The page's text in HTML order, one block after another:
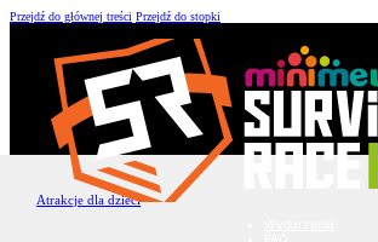
Przejdź do głównej treści Przejdź do stopki
Atrakcje dla dzieci